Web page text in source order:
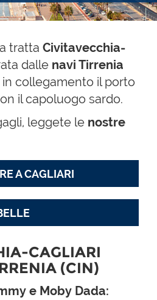
tratta Civitavecchia-
dalle navi Tirrenia
collegamento il porto
il capoluogo sardo.
leggete le nostre
A CAGLIARI
CAGLIARI
(CIN)
e Moby Dada: